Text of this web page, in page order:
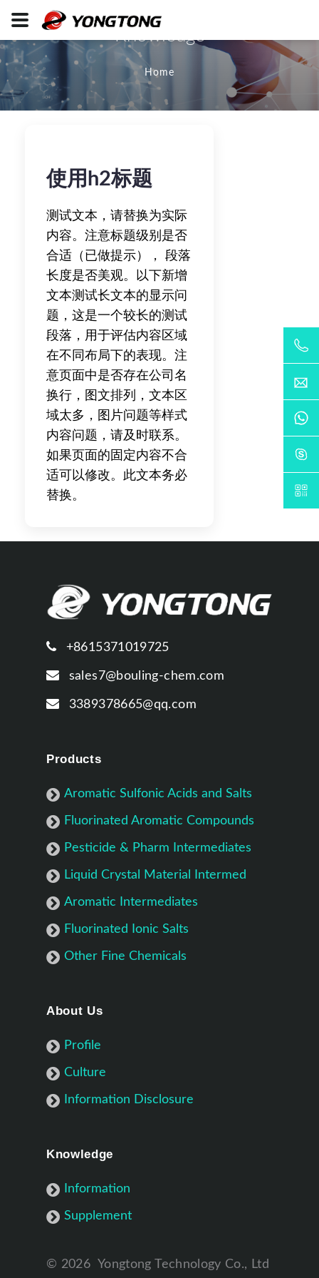
Knowledge
Home
使用h2标题
测试文本，请替换为实际
内容。注意标题级别是否
合适（已做提示）， 段落
长度是否美观。以下新增
文本测试长文本的显示问
题，这是一个较长的测试
段落，用于评估内容区域
在不同布局下的表现。注
意页面中是否存在公司名
换行，图文排列，文本区
域太多，图片问题等样式
内容问题，请及时联系。
如果页面的固定内容不合
适可以修改。此文本务必
替换。
+8615371019725
sales7@bouling-chem.com
3389378665@qq.com
Products
Aromatic Sulfonic Acids and Salts
Fluorinated Aromatic Compounds
Pesticide & Pharm Intermediates
Liquid Crystal Material Intermed
Aromatic Intermediates
Fluorinated Ionic Salts
Other Fine Chemicals
About Us
Profile
Culture
Information Disclosure
Knowledge
Information
Supplement
© 2026 Yongtong Technology Co., Ltd